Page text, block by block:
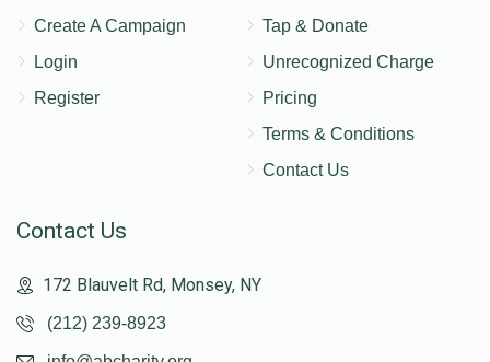
Create A Campaign
Login
Register
Tap & Donate
Unrecognized Charge
Pricing
Terms & Conditions
Contact Us
Contact Us
172 Blauvelt Rd, Monsey, NY
(212) 239-8923